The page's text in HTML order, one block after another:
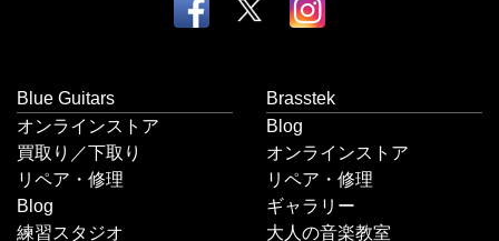
Blue Guitars
オンラインストア
買取り／下取り
リペア・修理
Blog
練習スタジオ
Brasstek
Blog
オンラインストア
リペア・修理
ギャラリー
大人の音楽教室